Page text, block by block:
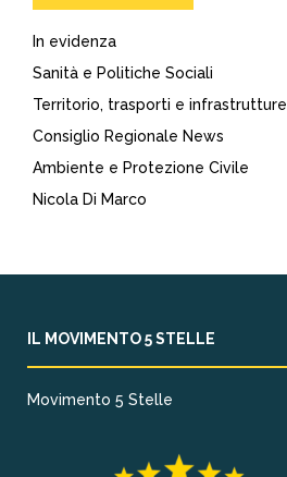
In evidenza
Sanità e Politiche Sociali
Territorio, trasporti e infrastrutture
Consiglio Regionale News
Ambiente e Protezione Civile
Nicola Di Marco
IL MOVIMENTO 5 STELLE
Movimento 5 Stelle